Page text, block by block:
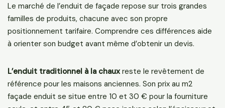
Le marché de l’enduit de façade repose sur trois grandes
familles de produits, chacune avec son propre
positionnement tarifaire. Comprendre ces différences aide
à orienter son budget avant même d’obtenir un devis.
L’enduit traditionnel à la chauxreste le revêtement de
référence pour les maisons anciennes. Son prix au m2
façade enduit se situe entre 10 et 30 € pour la fourniture